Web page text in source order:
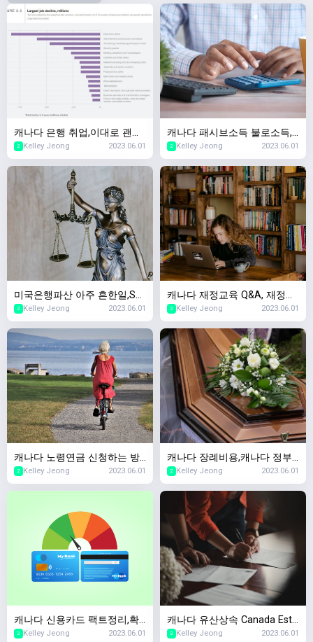
캐나다 은행 취업,이대로 괜찮
나? 5년이내 사라질 직업 Top
10,2023년 세계경제포럼
2 Kelley Jeong 2023.06.01
캐나다 패시브소득 불로소득,
캐나다 부동산투자 & 캐나다
증권투자 차이
2 Kelley Jeong 2023.06.01
미국은행파산 아주 흔한일,SV
B파산 SNBY파산 마찬가지! 캐
나다 경제수업~
2 Kelley Jeong 2023.06.01
캐나다 재정교육 Q&A, 재정교
육을 왜 무료로 하세요? 돈벌
려는 수작인가요?
2 Kelley Jeong 2023.06.01
캐나다 노령연금 신청하는 방
법,캐나다 OAS(Old Age Secu
rity) 2023년 스케줄
2 Kelley Jeong 2023.06.01
캐나다 장례비용,캐나다 정부
에서 장례지원을 해주나요? 캐
나다 국민연금 사망보험금
2 Kelley Jeong 2023.06.01
캐나다 신용카드 팩트정리,확
인할때마다 캐나다 신용점수
2 Kelley Jeong 2023.06.01
캐나다 유산상속 Canada Esta
te Planning,왜 준비해야하죠?
2 Kelley Jeong 2023.06.01